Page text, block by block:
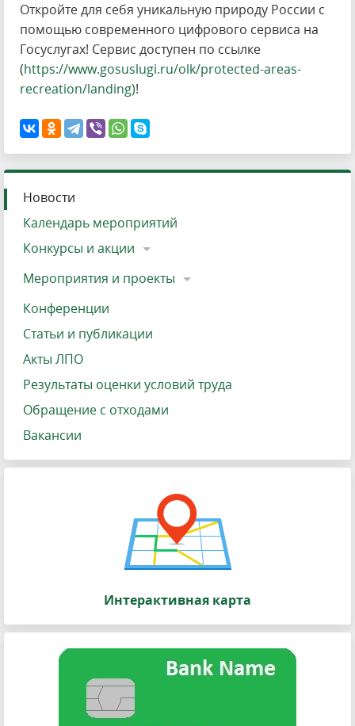
Откройте для себя уникальную природу России с
помощью современного цифрового сервиса на
Госуслугах! Сервис доступен по ссылке
(https://www.gosuslugi.ru/olk/protected-areas-
recreation/landing)!
Новости
Календарь мероприятий
Конкурсы и акции
Мероприятия и проекты
Конференции
Статьи и публикации
Акты ЛПО
Результаты оценки условий труда
Обращение с отходами
Вакансии
Интерактивная карта